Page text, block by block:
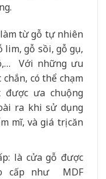
từ gỗ tự nhiên
lim, gỗ sồi, gỗ gụ,
Với những ưu
có thể chạm
ưa chuộng
ra khi sử dụng
mĩ, và giá trị căn
là cửa gỗ được
cấp như
MDF